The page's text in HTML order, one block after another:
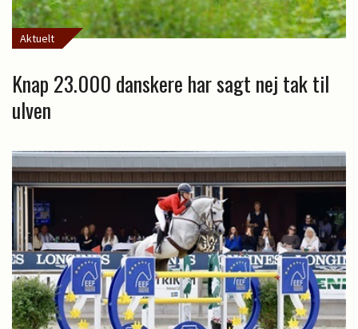
Aktuelt
Knap 23.000 danskere har sagt nej tak til
ulven